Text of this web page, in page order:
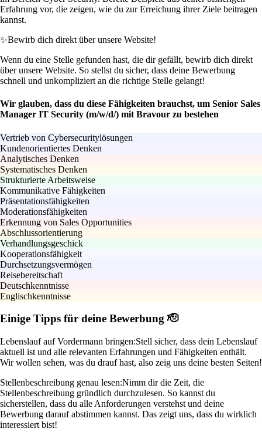
Erfahrung vor, die zeigen, wie du zur Erreichung ihrer Ziele beitragen
kannst.
✨Bewirb dich direkt über unsere Website!
Wenn du eine Stelle gefunden hast, die dir gefällt, bewirb dich direkt
über unsere Website. So stellst du sicher, dass deine Bewerbung
schnell und unkompliziert an die richtige Stelle gelangt!
Wir glauben, dass du diese Fähigkeiten brauchst, um Senior Sales
Manager IT Security (m/w/d/) mit Bravour zu bestehen
Vertrieb von Cybersecuritylösungen
Kundenorientiertes Denken
Analytisches Denken
Systematisches Denken
Strukturierte Arbeitsweise
Kommunikative Fähigkeiten
Präsentationsfähigkeiten
Moderationsfähigkeiten
Erkennung von Sales Opportunities
Abschlussorientierung
Verhandlungsgeschick
Kooperationsfähigkeit
Durchsetzungsvermögen
Reisebereitschaft
Deutschkenntnisse
Englischkenntnisse
Einige Tipps für deine Bewerbung 🫡
Lebenslauf auf Vordermann bringen:Stell sicher, dass dein Lebenslauf
aktuell ist und alle relevanten Erfahrungen und Fähigkeiten enthält.
Wir wollen sehen, was du drauf hast, also zeig uns deine besten Seiten!
Stellenbeschreibung genau lesen:Nimm dir die Zeit, die
Stellenbeschreibung gründlich durchzulesen. So kannst du
sicherstellen, dass du alle Anforderungen verstehst und deine
Bewerbung darauf abstimmen kannst. Das zeigt uns, dass du wirklich
interessiert bist!